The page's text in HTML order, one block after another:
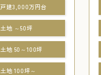
戸建3,000万円台
土地 ～50坪
土地 50～100坪
土地 100坪～